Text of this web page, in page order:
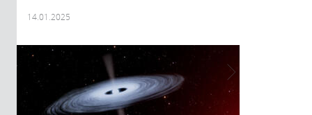
14.01.2025